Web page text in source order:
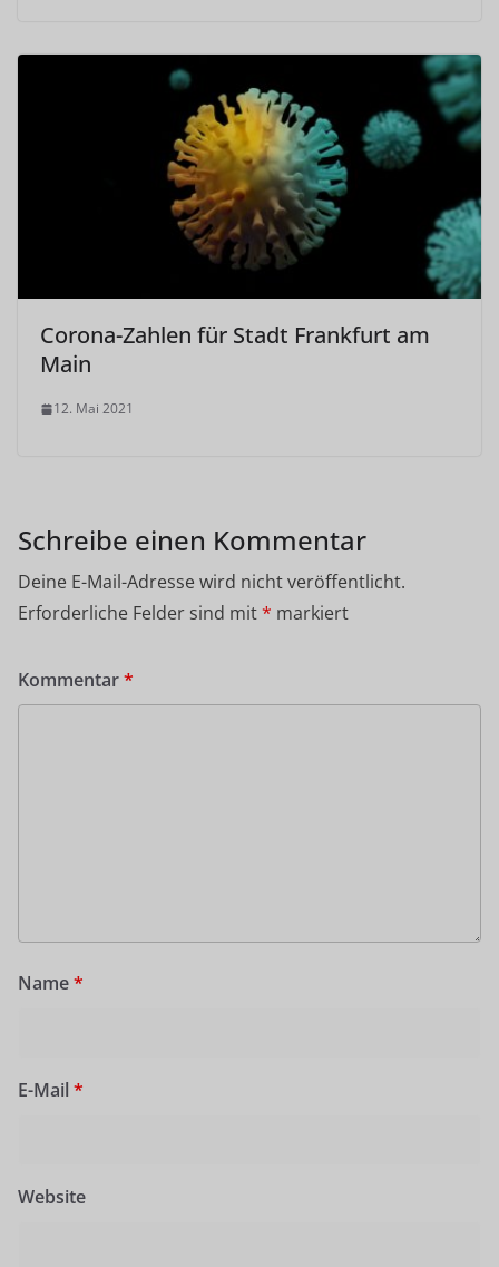
Corona-Zahlen für Stadt Frankfurt am
Main
12. Mai 2021
Schreibe einen Kommentar
Deine E-Mail-Adresse wird nicht veröffentlicht.
Erforderliche Felder sind mit* markiert
Kommentar*
Name*
E-Mail *
Website